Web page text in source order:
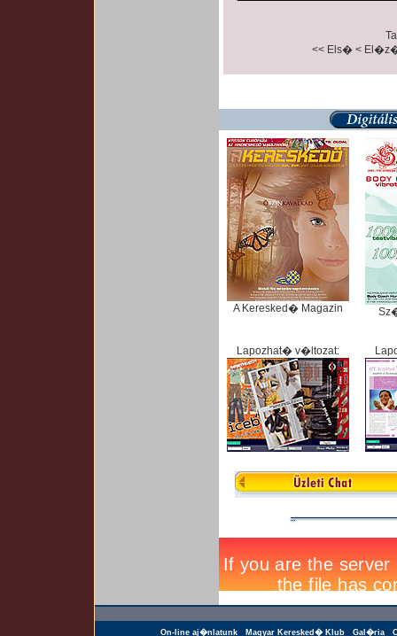
<< Els� <
A Keresked� Magazin
Lapozhat� v�ltozat:
On-line aj�nlatunk Magyar Keresked� Klub Gal�ria